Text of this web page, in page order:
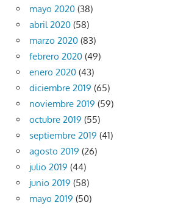
mayo 2020 (38)
abril 2020 (58)
marzo 2020 (83)
febrero 2020 (49)
enero 2020 (43)
diciembre 2019 (65)
noviembre 2019 (59)
octubre 2019 (55)
septiembre 2019 (41)
agosto 2019 (26)
julio 2019 (44)
junio 2019 (58)
mayo 2019 (50)